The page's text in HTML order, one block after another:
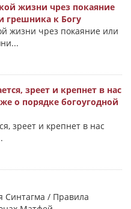
жизни чрез покаяние
грешника к Богу
жизни чрез покаяние или
зреет и крепнет в нас
о порядке богоугодной
зреет и крепнет в нас
/ Правила